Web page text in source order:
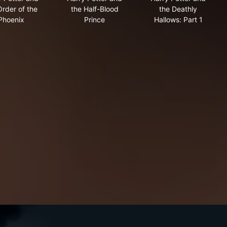
of the
the Half-Blood
Prince
the Deathly
Hallows: Part 1